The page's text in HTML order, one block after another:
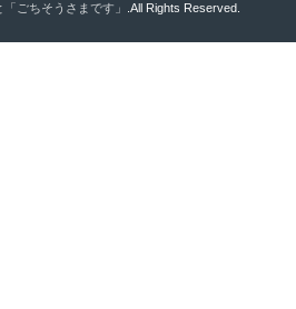
ごちそうさまです」 .All Rights Reserved.